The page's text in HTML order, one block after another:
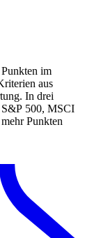
im
aus
In drei
S&P 500, MSCI
Punkten